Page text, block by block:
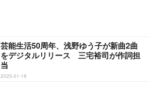
芸能生活50周年、浅野ゆう子が新曲2曲
をデジタルリリース 三宅裕司が作詞担
当
2025-01-18